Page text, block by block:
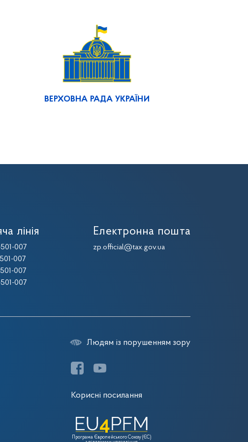
ВЕРХОВНА РАДА УКРАЇНИ
лінія
007
007
007
007
Електронна пошта
zp.official@tax.gov.ua
Людям із порушенням зору
Корисні посилання
Програма Європейського Союзу (ЄС)